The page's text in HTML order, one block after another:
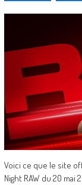
Voici ce que le site
Night RAW du 20 mai